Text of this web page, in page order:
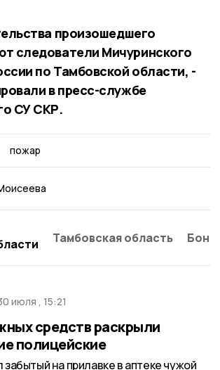
произошедшего
следователи Мичуринского
по Тамбовской области, -
в пресс-службе
СУ СКР.
пожар
Тамбовская область
июля , 15:21
средств раскрыли
полицейские
на прилавке в аптеке чужой